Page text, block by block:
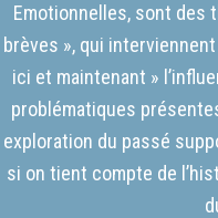
Emotionnelles, sont des
brèves », qui
ici et maintenant »
problématiques
exploration du passé
si on tient compte de